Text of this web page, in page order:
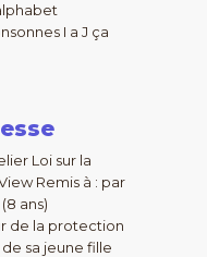
I a J ça
Loi sur la
Remis à : par
ans)
de la protection
de sa jeune fille